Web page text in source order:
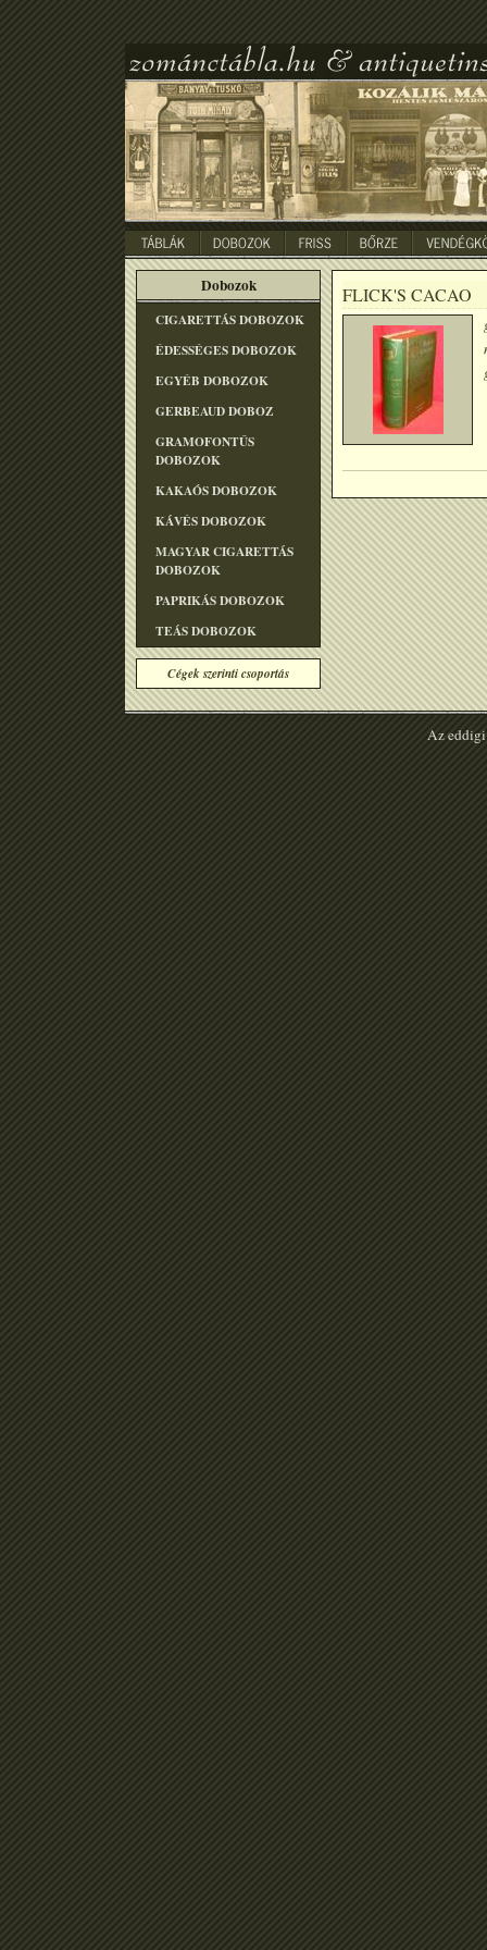
Dobozok
CIGARETTÁS DOBOZOK
ÉDESSÉGES DOBOZOK
EGYÉB DOBOZOK
GERBEAUD DOBOZ
GRAMOFONTÛS
DOBOZOK
KAKAÓS DOBOZOK
KÁVÉS DOBOZOK
MAGYAR CIGARETTÁS
DOBOZOK
PAPRIKÁS DOBOZOK
TEÁS DOBOZOK
Cégek szerinti csoportás
FLICK'S CACAO
Az